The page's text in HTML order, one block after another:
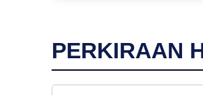
PERKIRAAN